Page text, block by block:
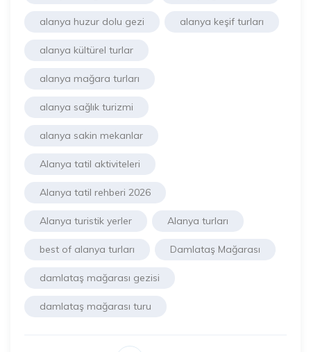
alanya huzur dolu gezi alanya keşif turları
alanya kültürel turlar
alanya mağara turları
alanya sağlık turizmi
alanya sakin mekanlar
Alanya tatil aktiviteleri
Alanya tatil rehberi 2026
Alanya turistik yerler Alanya turları
best of alanya turları Damlataş Mağarası
damlataş mağarası gezisi
damlataş mağarası turu